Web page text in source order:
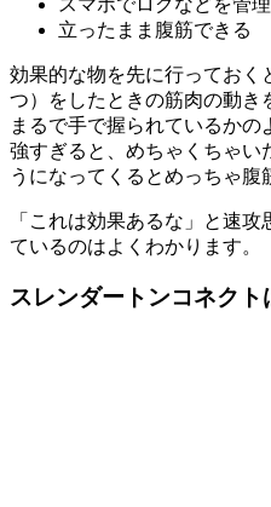
立ったまま腹筋できる
効果的な物を先に行っておく
つ）をしたときの筋肉の動き
まるで手で握られているか
強すぎると、めちゃくちゃい
うになってくるとめっちゃ腹
「これは効果あるな」と速
ているのはよくわかります。
スレンダートンコネクト